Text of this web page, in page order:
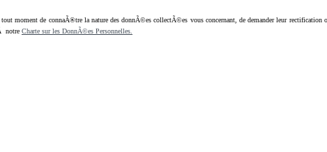
de connaÃ®tre la nature des donnÃ©es collectÃ©es vous concernant, de demander leur rectification
notre Charte sur les DonnÃ©es Personnelles.